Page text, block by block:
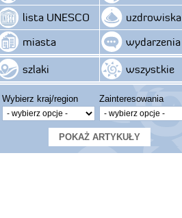
lista UNESCO
miasta
szlaki
uzdrowiska
wydarzenia
wszystkie
Wybierz kraj/region Zainteresowania